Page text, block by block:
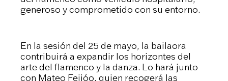
generoso y comprometido con su entorno.
En la sesión del 25 de mayo, la bailaora
contribuirá a expandir los horizontes del
arte del flamenco y la danza. Lo hará junto
con Mateo Feijóo, quien recogerá las